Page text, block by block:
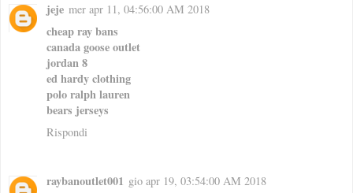
jeje mer apr 11, 04:56:00 AM 2018
cheap ray bans
canada goose outlet
jordan 8
ed hardy clothing
polo ralph lauren
bears jerseys
Rispondi
raybanoutlet001 gio apr 19, 03:54:00 AM 2018